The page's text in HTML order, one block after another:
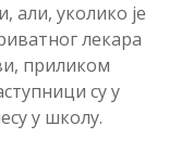
aли, уколико је
лекара
приликом
су у
у школу.